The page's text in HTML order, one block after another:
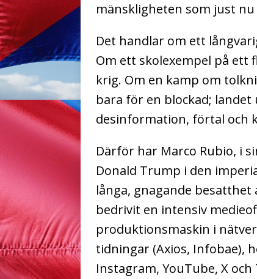
mänskligheten som just nu
Det handlar om ett
Om ett skolexempel på
krig. Om en kamp om
bara för en blockad;
desinformation, förtal och
Därför har Marco Rubio, i
Donald Trump i den
långa, gnagande
bedrivit en intensiv
produktionsmaskin i
tidningar (Axios, Infobae),
Instagram, YouTube, X